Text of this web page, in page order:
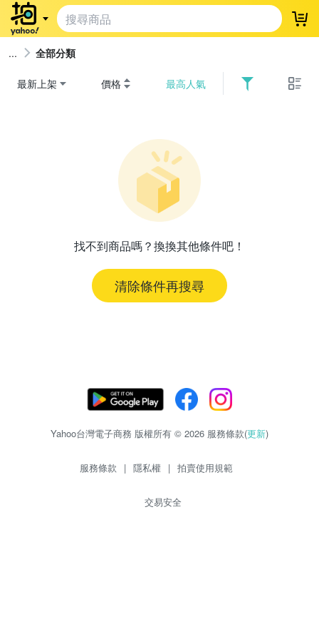
登
全部分類
最新上架 價格 最高人氣
找不到商品嗎？換換其他條件吧！
清除條件再搜尋
Yahoo台灣電子商務 版權所有 © 2026 服務條款(更新)
服務條款 | 隱私權 | 拍賣使用規範
交易安全